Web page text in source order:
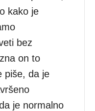
kako je
bez
on to
piše, da je
je normalno